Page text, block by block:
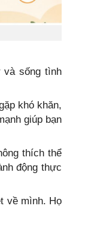
và sống tình
khó khăn,
giúp bạn
thích thể
động thực
về mình. Họ